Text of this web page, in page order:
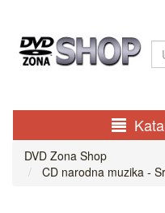
DVD Zona Shop
CD narodna muzika -